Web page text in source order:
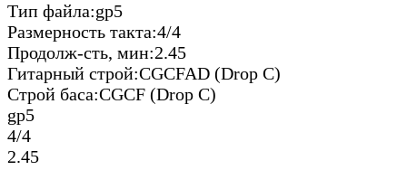
Тип файла:gp5
Размерность такта:4/4
Продолж-сть, мин:2.45
Гитарный строй:CGCFAD (Drop C)
Строй баса:CGCF (Drop C)
gp5
4/4
2.45